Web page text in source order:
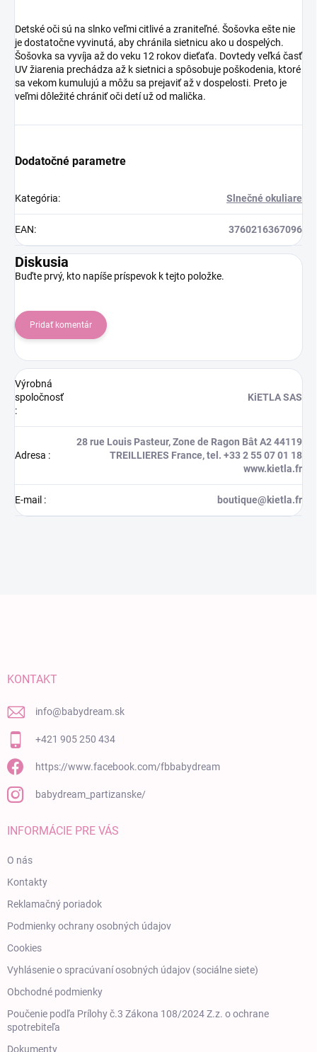
Detské oči sú na slnko veľmi citlivé a zraniteľné. Šošovka ešte nie
je dostatočne vyvinutá, aby chránila sietnicu ako u dospelých.
Šošovka sa vyvíja až do veku 12 rokov dieťaťa. Dovtedy veľká časť
UV žiarenia prechádza až k sietnici a spôsobuje poškodenia, ktoré
sa vekom kumulujú a môžu sa prejaviť až v dospelosti. Preto je
veľmi dôležité chrániť oči detí už od malička.
Dodatočné parametre
Kategória: Slnečné okuliare
EAN: 3760216367096
Diskusia
Buďte prvý, kto napíše príspevok k tejto položke.
Pridať komentár
Výrobná
spoločnosť
:
KiETLA SAS
Adresa :
28 rue Louis Pasteur, Zone de Ragon Bât A2 44119
TREILLIERES France, tel. +33 2 55 07 01 18
www.kietla.fr
E-mail : boutique@kietla.fr
KONTAKT
info@babydream.sk
+421 905 250 434
https://www.facebook.com/fbbabydream
babydream_partizanske/
INFORMÁCIE PRE VÁS
O nás
Kontakty
Reklamačný poriadok
Podmienky ochrany osobných údajov
Cookies
Vyhlásenie o spracúvaní osobných údajov (sociálne siete)
Obchodné podmienky
Poučenie podľa Prílohy č.3 Zákona 108/2024 Z.z. o ochrane
spotrebiteľa
Dokumenty